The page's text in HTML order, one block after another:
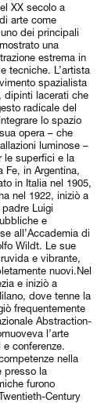
XX secolo a
arte come
dei principali
una
estrema in
tecniche. L’artista
spazialista
dipinti lacerati che
radicale del
lo spazio
opera – che
luminose –
le superfici e la
Fe, in Argentina,
in Italia nel 1905,
nel 1922, iniziò a
Luigi
e
all’Accademia di
Wildt. Le sue
e vibrante,
nuovi.Nel
e iniziò a
dove tenne la
frequentemente
Abstraction-
l’arte
conferenze.
nella
presso la
furono
Century